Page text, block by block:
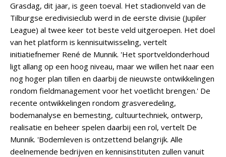
Grasdag, dit jaar, is geen toeval. Het stadionveld van de
Tilburgse eredivisieclub werd in de eerste divisie (Jupiler
League) al twee keer tot beste veld uitgeroepen. Het doel
van het platform is kennisuitwisseling, vertelt
initiatiefnemer René de Munnik. 'Het sportveldonderhoud
ligt allang op een hoog niveau, maar we willen het naar een
nog hoger plan tillen en daarbij de nieuwste ontwikkelingen
rondom fieldmanagement voor het voetlicht brengen.' De
recente ontwikkelingen rondom grasveredeling,
bodemanalyse en bemesting, cultuurtechniek, ontwerp,
realisatie en beheer spelen daarbij een rol, vertelt De
Munnik. 'Bodemleven is ontzettend belangrijk. Alle
deelnemende bedrijven en kennisinstituten zullen vanuit